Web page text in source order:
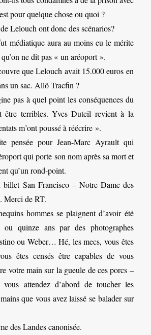
pour quelque chose ou quoi ?
Lelouch ont donc des scénarios?
médiatique aura au moins eu le mérite
ne dit pas « un aréoport ».
que Lelouch avait 15.000 euros en
un sac. Allô Tracfin ?
pas à quel point les conséquences du
être terribles. Yves Duteil revient à la
m’ont poussé à réécrire ».
pensée pour Jean-Marc Ayrault qui
qui porte son nom après sa mort et
qu’un rond-point.
San Francisco – Notre Dame des
Merci de RT.
hommes se plaignent d’avoir été
quinze ans par des photographes
ou Weber… Hé, les mecs, vous êtes
êtes censés être capables de vous
votre main sur la gueule de ces porcs –
attendez d’abord de toucher les
que vous avez laissé se balader sur
des Landes canonisée.